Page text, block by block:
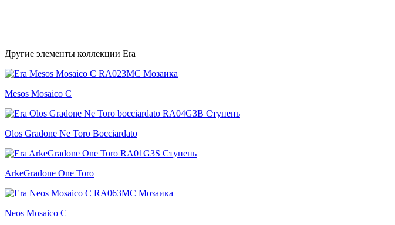
Другие элементы коллекции Era
Mesos Mosaico C
Olos Gradone Ne Toro Bocciardato
ArkeGradone One Toro
Neos Mosaico C